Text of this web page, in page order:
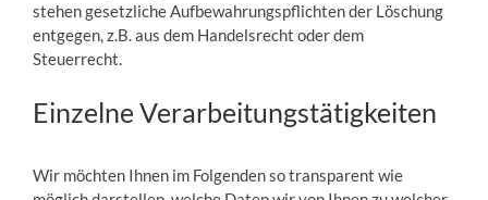
stehen gesetzliche Aufbewahrungspflichten der Löschung
entgegen, z.B. aus dem Handelsrecht oder dem
Steuerrecht.
Einzelne Verarbeitungstätigkeiten
Wir möchten Ihnen im Folgenden so transparent wie